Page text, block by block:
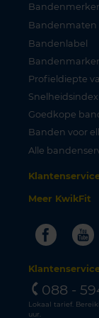
Bandenmaten
Bandenlabel
Profieldiepte
Goedkope
Banden voor
Alle
Meer KwikFit
088 -
Lokaal tarief.
uur.